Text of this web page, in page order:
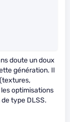
doute un doux
génération. Il
optimisations
type DLSS.